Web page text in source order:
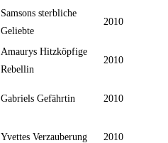
Samsons sterbliche
Geliebte
2010
Amaurys Hitzköpfige
Rebellin
2010
Gabriels Gefährtin 2010
Yvettes Verzauberung 2010